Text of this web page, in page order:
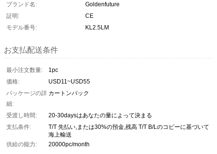
ブランド名:
Goldenfuture
証明:
CE
モデル番号:
KL2.5LM
お支払配送条件
最小注文数量:
1pc
価格:
USD11~USD55
パッケージの詳
細:
カートンパック
受渡し時間:
20-30daysはあなたの量によって決まる
支払条件:
T/T 先払い,または30%の預金,残高 T/T B/Lのコピーに基づいて
海上輸送
供給の能力:
20000pc/month